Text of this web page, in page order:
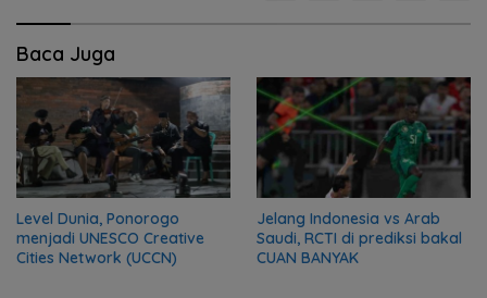
Baca Juga
Level Dunia, Ponorogo
menjadi UNESCO Creative
Cities Network (UCCN)
Jelang Indonesia vs Arab
Saudi, RCTI di prediksi bakal
CUAN BANYAK